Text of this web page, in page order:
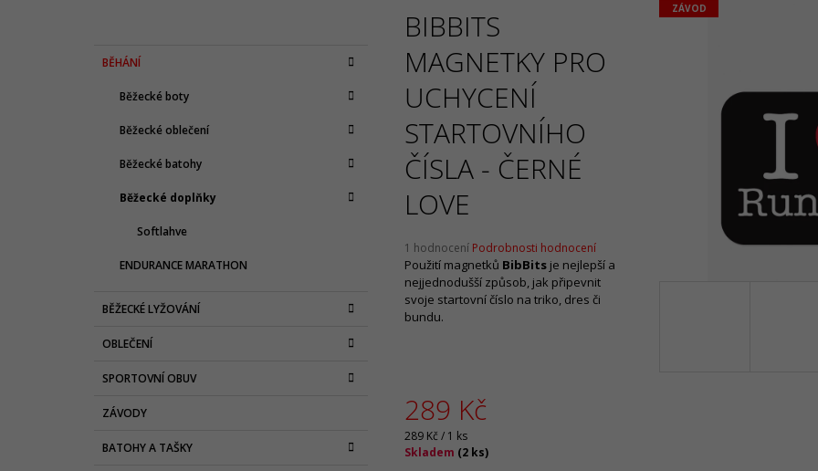
kategorie
ABĚHÁNÍ
Běžecké boty
Běžecké oblečení
Běžecké batohy
Běžecké doplňky
Softlahve
ENDURANCE MARATHON
BĚŽECKÉ LYŽOVÁNÍ
OBLEČENÍ
SPORTOVNÍ OBUV
ZÁVODY
BATOHY A TAŠKY
BIBBITS
MAGNETKY PRO
UCHYCENÍ
STARTOVNÍHO
ČÍSLA - ČERNÉ
LOVE
Průměrné
hodnocení
produktu
je
4,0
1 hodnocení Podrobnosti hodnocení
ZÁVOD
Použití magnetků BibBits je nejlepší a
nejjednodušší způsob, jak připevnit
svoje startovní číslo na triko, dres či
bundu.
289 Kč
Měrná
cena:
289 Kč / 1 ks
Skladem (2 ks)
1 190 Kč
SALMING RECOIL PRIME 2 UNISEX -
2 099 Kč
Původně: 4 199 Kč Původně:2 130